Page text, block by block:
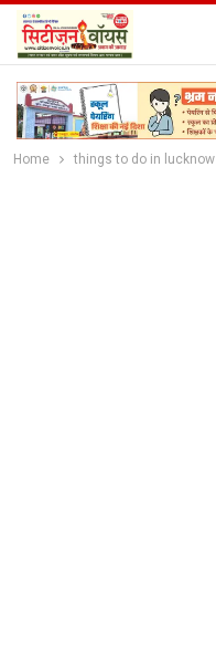
Home things to do in lucknow